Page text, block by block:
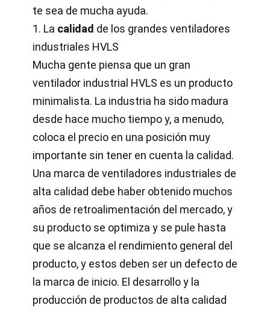
te sea de mucha ayuda.
1. La calidad de los grandes ventiladores
industriales HVLS
Mucha gente piensa que un gran
ventilador industrial HVLS es un producto
minimalista. La industria ha sido madura
desde hace mucho tiempo y, a menudo,
coloca el precio en una posición muy
importante sin tener en cuenta la calidad.
Una marca de ventiladores industriales de
alta calidad debe haber obtenido muchos
años de retroalimentación del mercado, y
su producto se optimiza y se pule hasta
que se alcanza el rendimiento general del
producto, y estos deben ser un defecto de
la marca de inicio. El desarrollo y la
producción de productos de alta calidad